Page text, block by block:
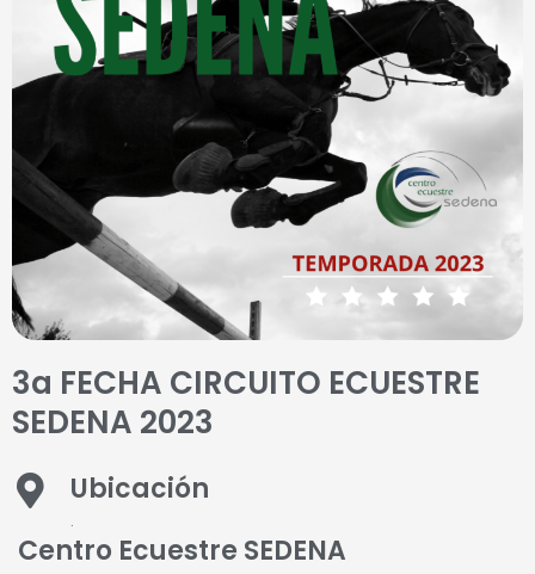
3a FECHA CIRCUITO ECUESTRE
SEDENA 2023
Ubicación
.
Centro Ecuestre SEDENA